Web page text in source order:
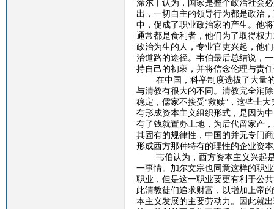
涂尔干认为，国家是整个政治社会
出，一切自主的领导行为都是政治
中，促成了职业政治家的产生。他
通常都是食利者，他们为了取得权
政治为生的人，专业官吏兴起，他
治道路的途径。韦伯最后总结说，
持自己的初衷，并将信念伦理与责
在中国，科举制度选拔了大量的
与清教有很大的不同。清教完全消
稳定，儒家不接受“救赎”，这些士
有形成资本主义组织形式，是因为
有了钱就置办土地，为后代留家产
其固有的规律性，中国的并无专门
形成西方那种特有的理性的企业资
韦伯认为，西方资本主义兴起是
一事情。加尔文宗也同意这样的职
职业，但是这一职业要更有利于公
此清教徒们追求财富，以增加上帝
本主义发展的主要劳动力。因此就